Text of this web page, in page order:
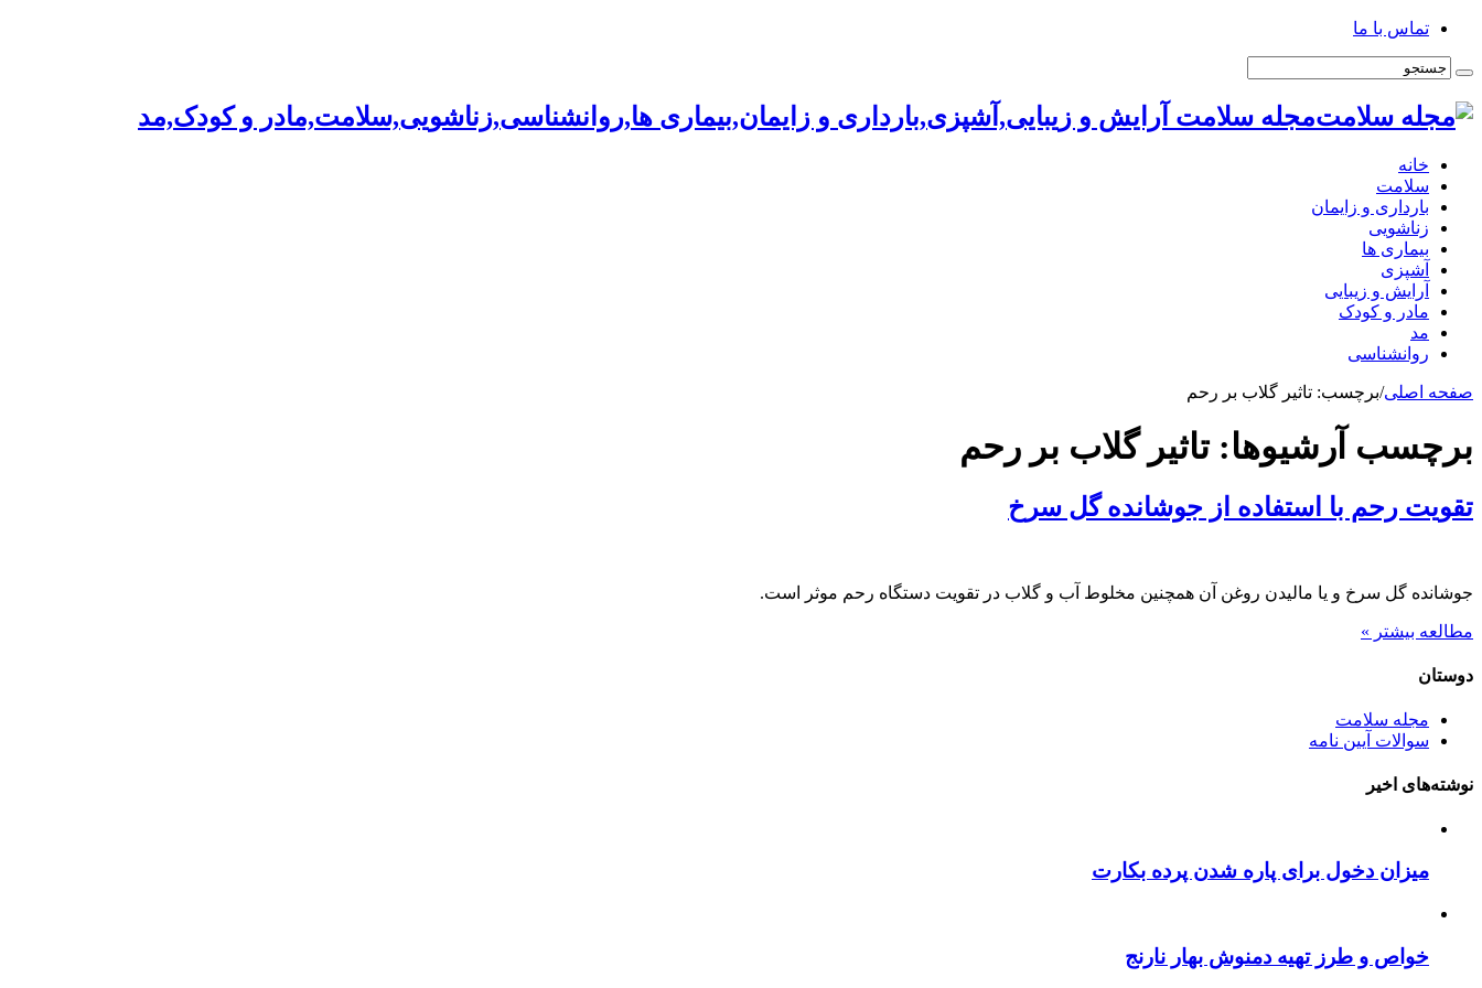
تماس با ما
مجله سلامت آرایش و زیبایی,آشپزی,بارداری و زایمان,بیماری ها,روانشناسی,زناشویی,سلامت,مادر و کودک,مد
خانه
سلامت
بارداری و زایمان
زناشویی
بیماری ها
آشپزی
آرایش و زیبایی
مادر و کودک
مد
روانشناسی
صفحه اصلی/برچسب: تاثیر گلاب بر رحم
برچسب آرشیوها:تاثیر گلاب بر رحم
تقویت رحم با استفاده از جوشانده گل سرخ
جوشانده گل سرخ و یا مالیدن روغن آن همچنین مخلوط آب و گلاب در تقویت دستگاه رحم موثر است.
مطالعه بیشتر »
دوستان
مجله سلامت
سوالات آیین نامه
نوشته‌های اخیر
میزان دخول برای پاره شدن پرده بکارت
خواص و طرز تهیه دمنوش بهار نارنج